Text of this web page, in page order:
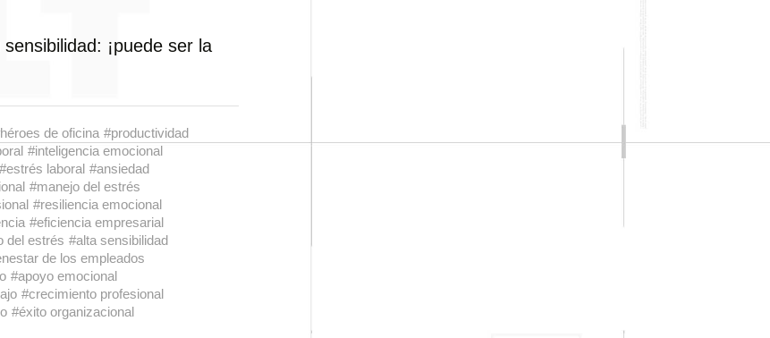
¡puede ser la
de oficina #productividad
#inteligencia emocional
#estrés laboral #ansiedad
#manejo del estrés
#resiliencia emocional
#eficiencia empresarial
del estrés #alta sensibilidad
de los empleados
#apoyo emocional
#crecimiento profesional
#éxito organizacional